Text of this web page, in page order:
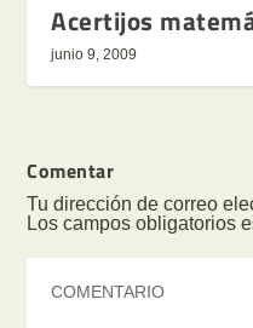
Acertijos
junio 9, 2009
Comentar
Tu dirección de correo
Los campos obligatorios